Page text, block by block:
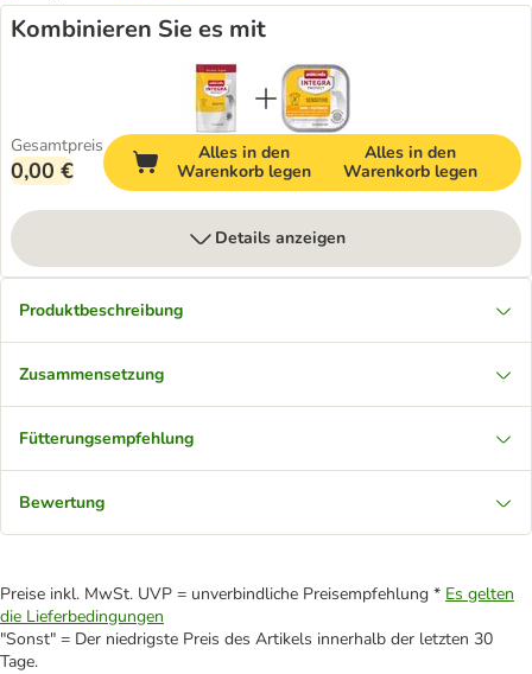
Kombinieren Sie es mit
Gesamtpreis
0,00 €
Alles in den
Warenkorb legen
Alles in den
Warenkorb legen
Details anzeigen
Produktbeschreibung
Zusammensetzung
Fütterungsempfehlung
Bewertung
Preise inkl. MwSt. UVP = unverbindliche Preisempfehlung * Es gelten
die Lieferbedingungen
"Sonst" = Der niedrigste Preis des Artikels innerhalb der letzten 30
Tage.